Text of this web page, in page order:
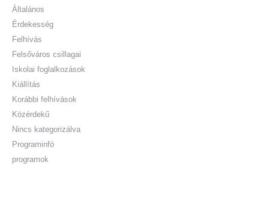
Általános
Érdekesség
Felhívás
Felsőváros csillagai
Iskolai foglalkozások
Kiállítás
Korábbi felhívások
Közérdekű
Nincs kategorizálva
Programinfó
programok